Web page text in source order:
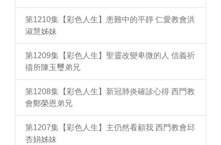
第1210集【彩色人生】患難中的平靜 仁愛教會洪
淑慧姊妹
第1209集【彩色人生】聖靈改變卑微的人 信義祈
禱所陳玉璽弟兄
第1208集【彩色人生】新冠肺炎確診心得 西門教
會鄭榮恩弟兄
第1207集【彩色人生】主仍然看顧我 西門教會邱
杏娟姊妹